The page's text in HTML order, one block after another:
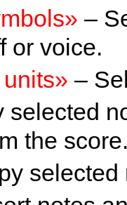
–
or voice.
–
selected
the